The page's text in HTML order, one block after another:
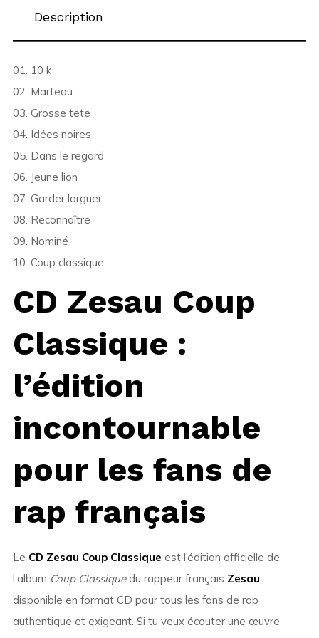
Description
01. 10 k
02. Marteau
03. Grosse tete
04. Idées noires
05. Dans le regard
06. Jeune lion
07. Garder larguer
08. Reconnaître
09. Nominé
10. Coup classique
CD Zesau Coup
Classique :
l’édition
incontournable
pour les fans de
rap français
Le CD Zesau Coup Classique est l’édition officielle de
l’album Coup Classiquedu rappeur français Zesau,
disponible en format CD pour tous les fans de rap
authentique et exigeant. Si tu veux écouter une œuvre